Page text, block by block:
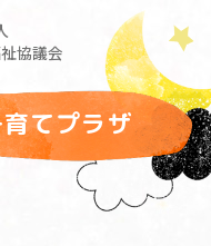
協議会
てプラザ